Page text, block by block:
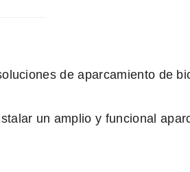
de aparcamiento de
un amplio y funcional